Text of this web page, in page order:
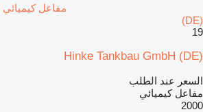
(DE)
19
Hinke Tankbau GmbH (DE)
السعر عند الطلب
مفاعل كيميائي
2000